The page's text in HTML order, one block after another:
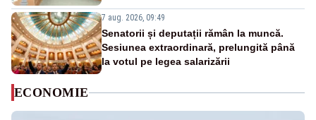
7 aug. 2026, 09:49
Senatorii și deputații rămân la muncă.
Sesiunea extraordinară, prelungită până
la votul pe legea salarizării
ECONOMIE